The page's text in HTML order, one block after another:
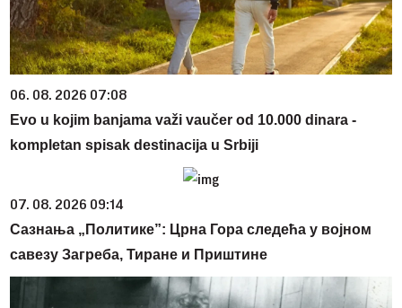
06. 08. 2026 07:08
Evo u kojim banjama važi vaučer od 10.000 dinara -
kompletan spisak destinacija u Srbiji
07. 08. 2026 09:14
Сазнања „Политике”: Црна Гора следећа у војном
савезу Загреба, Тиране и Приштине